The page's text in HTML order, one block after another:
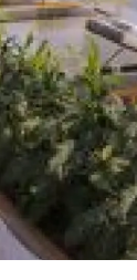
Anunciar